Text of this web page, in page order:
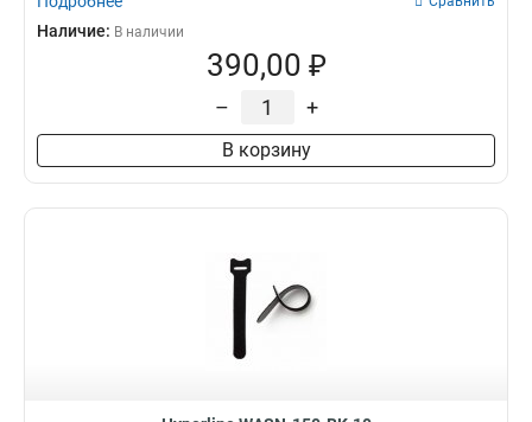
Наличие: В наличии
390,00 ₽
– +
В корзину